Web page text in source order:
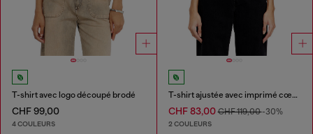
T-shirt avec logo découpé brodé
CHF 99,00
4 COULEURS
T-shirt ajustée avec imprimé cœur et clous
CHF 83,00CHF 119,00-30%
2 COULEURS